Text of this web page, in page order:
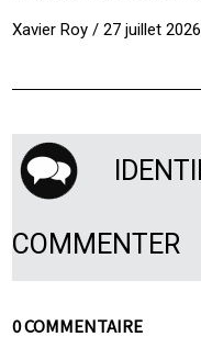
Xavier Roy / 27 juillet 2026
COMMENTER
0 COMMENTAIRE